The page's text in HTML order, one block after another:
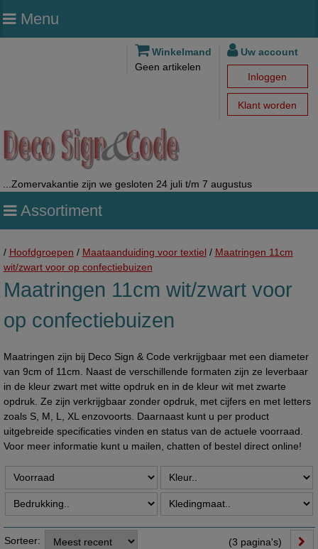
Menu
Winkelmand
Geen artikelen
Uw account
Inloggen
Klant worden
...Zomervakantie zijn we gesloten 24 juli t/m 7 augustus
Assortiment
/ Hoofdgroepen / Maataanduiding voor textiel / Maatringen 11cm
wit/zwart voor op confectiebuizen
Maatringen 11cm wit/zwart voor
op confectiebuizen
Maatringen zijn bij Deco Sign & Code verkrijgbaar met een diameter
van 9cm of 11cm. Naast de verschillende formaten zijn ze leverbaar
in de kleur zwart met witte opdruk en in de kleur wit met zwarte
opdruk. Ze zijn verkrijgbaar zonder opdruk, met cijfers en met letters
zoals S, M, L, XL enzovoorts. Daarnaast kunt u per product
uitgebreide specificaties vinden en status van de actuele voorraad.
Voor meer informatie kunt u mailen, chatten of bestel direct online!
Sorteer: (3 pagina's)